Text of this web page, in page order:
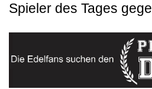
Spieler des Tages